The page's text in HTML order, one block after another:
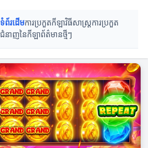
ទំព័រដើមការប្រកួតកីឡាវិធីសាស្រ្តការប្រកួត
ជំនាញនៃកីឡាព័ត៌មានថ្មីៗ